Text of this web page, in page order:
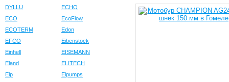
DYLLU
ECHO
ECO
EcoFlow
ECOTERM
Edon
EFCO
Eibenstock
Einhell
EISEMANN
Eland
ELITECH
Elp
Elpumps